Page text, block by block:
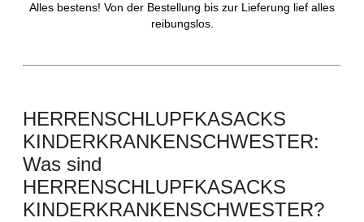
Alles bestens! Von der Bestellung bis zur Lieferung lief alles
reibungslos.
HERRENSCHLUPFKASACKS
KINDERKRANKENSCHWESTER:
Was sind
HERRENSCHLUPFKASACKS
KINDERKRANKENSCHWESTER?